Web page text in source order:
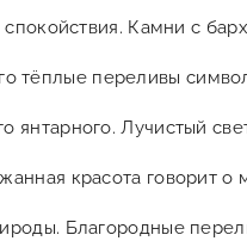
Камни с
тёплые переливы
Лучистый
красота говорит о
Благородные